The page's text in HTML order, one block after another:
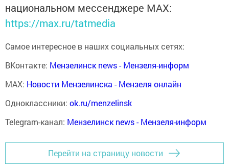
национальном мессенджере MАХ:
https://max.ru/tatmedia
Самое интересное в наших социальных сетях:
ВКонтакте: Мензелинск news - Мензеля-информ
MAX: Новости Мензелинска - Мензеля онлайн
Одноклассники: ok.ru/menzelinsk
Telegram-канал: Мензелинск news - Мензеля-информ
Перейти на страницу новости